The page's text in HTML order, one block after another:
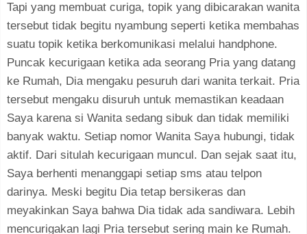
Tapi yang membuat curiga, topik yang dibicarakan wanita
tersebut tidak begitu nyambung seperti ketika membahas
suatu topik ketika berkomunikasi melalui handphone.
Puncak kecurigaan ketika ada seorang Pria yang datang
ke Rumah, Dia mengaku pesuruh dari wanita terkait. Pria
tersebut mengaku disuruh untuk memastikan keadaan
Saya karena si Wanita sedang sibuk dan tidak memiliki
banyak waktu. Setiap nomor Wanita Saya hubungi, tidak
aktif. Dari situlah kecurigaan muncul. Dan sejak saat itu,
Saya berhenti menanggapi setiap sms atau telpon
darinya. Meski begitu Dia tetap bersikeras dan
meyakinkan Saya bahwa Dia tidak ada sandiwara. Lebih
mencurigakan lagi Pria tersebut sering main ke Rumah.